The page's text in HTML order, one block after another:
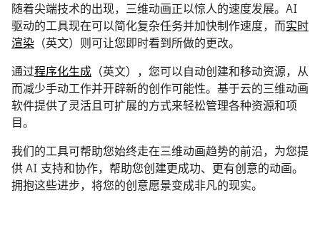
随着尖端技术的出现，三维动画正以惊人的速度发展。AI
驱动的工具现在可以简化复杂任务并加快制作速度，而实时
渲染 （英文）则可让您即时看到所做的更改。
通过程序化生成 （英文），您可以自动创建和移动资源，从
而减少手动工作并开辟新的创作可能性。基于云的三维动画
软件提供了灵活且可扩展的方式来轻松管理各种资源和项
目。
我们的工具可帮助您始终走在三维动画趋势的前沿，为您提
供 AI 支持和协作，帮助您创建更成功、更有创意的动画。
拥抱这些进步，将您的创意愿景变成非凡的现实。